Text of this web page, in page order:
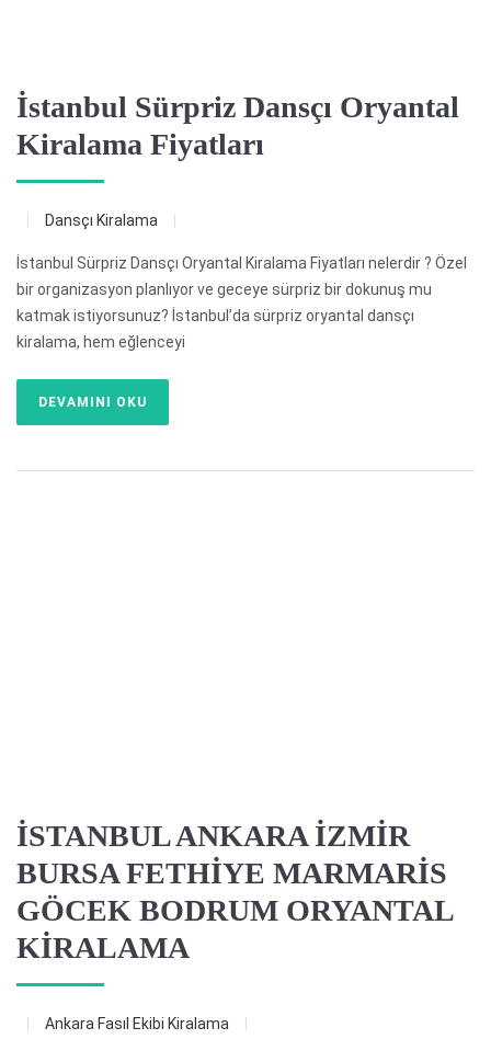
İstanbul Sürpriz Dansçı Oryantal
Kiralama Fiyatları
Dansçı Kiralama
İstanbul Sürpriz Dansçı Oryantal Kiralama Fiyatları nelerdir ? Özel
bir organizasyon planlıyor ve geceye sürpriz bir dokunuş mu
katmak istiyorsunuz? İstanbul’da sürpriz oryantal dansçı
kiralama, hem eğlenceyi
DEVAMINI OKU
İSTANBUL ANKARA İZMİR
BURSA FETHİYE MARMARİS
GÖCEK BODRUM ORYANTAL
KİRALAMA
Ankara Fasıl Ekibi Kiralama